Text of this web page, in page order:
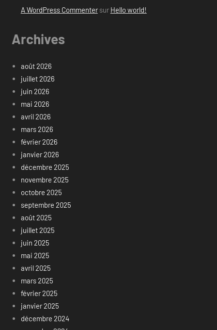
A WordPress Commentersur Hello world!
Archives
août 2026
juillet 2026
juin 2026
mai 2026
avril 2026
mars 2026
février 2026
janvier 2026
décembre 2025
novembre 2025
octobre 2025
septembre 2025
août 2025
juillet 2025
juin 2025
mai 2025
avril 2025
mars 2025
février 2025
janvier 2025
décembre 2024